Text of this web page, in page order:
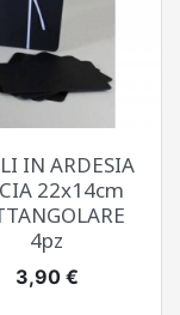
IN ARDESIA
22x14cm
4pz
Prezzo
3,90 €